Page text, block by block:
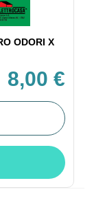
ODORI X
8,00 €